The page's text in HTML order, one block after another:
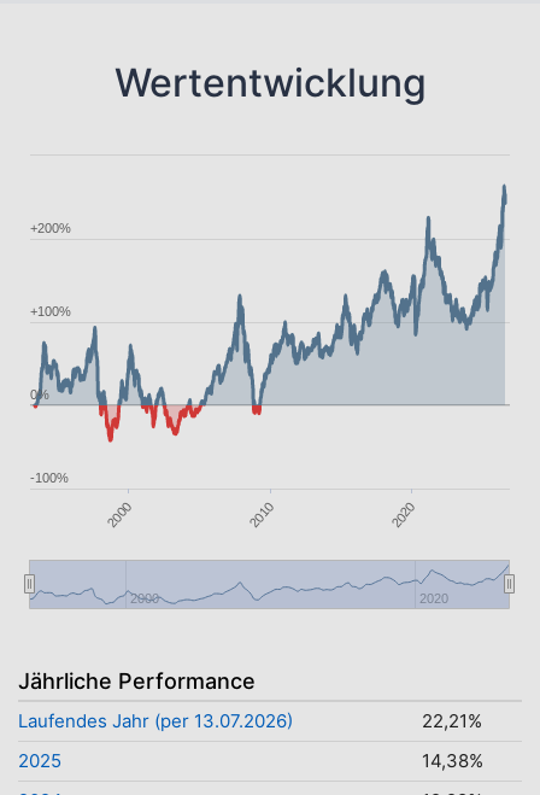
Wertentwicklung
2000 2010 2020
2000 2020
-100%
0%
+100%
+200%
Jährliche Performance
Laufendes Jahr (per 13.07.2026)
22,21%
2025
14,38%